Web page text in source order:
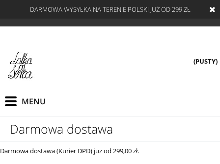
DARMOWA WYSYŁKA NA TERENIE POLSKI JUŻ OD 299 ZŁ
(PUSTY)
Darmowa dostawa
Darmowa dostawa (Kurier DPD) już od 299,00 zł.